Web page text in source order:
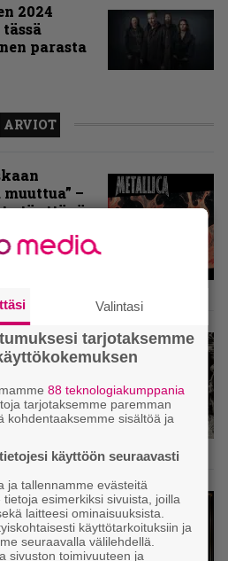
2024
parasta
ARVIOT
–
täyttävä
edellisen
voi
Vai
& The
ei aina tiedä,
vai ei
Valintasi
tarjotaksemme
88 teknologiakumppania
tarjotaksemme paremman
kohdentaaksemme sisältöä ja
käyttöön seuraavasti
ja tallennamme evästeitä
esimerkiksi sivuista, joilla
laitteesi ominaisuuksista.
käyttötarkoituksiin ja
seuraavalla välilehdellä.
sivuston toimivuuteen ja